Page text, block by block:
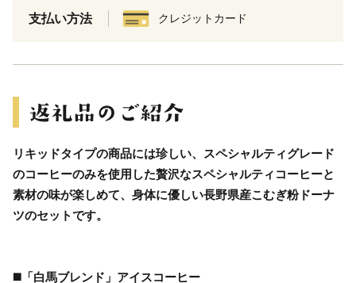
支払い方法 クレジットカード
リキッドタイプの商品には珍しい、スペシャルティグレード
のコーヒーのみを使用した贅沢なスペシャルティコーヒーと
素材の味が楽しめて、身体に優しい長野県産こむぎ粉ドーナ
ツのセットです。
◼️「白馬ブレンド」アイスコーヒー